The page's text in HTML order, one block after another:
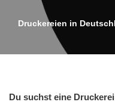
Druckereien in
Du suchst eine